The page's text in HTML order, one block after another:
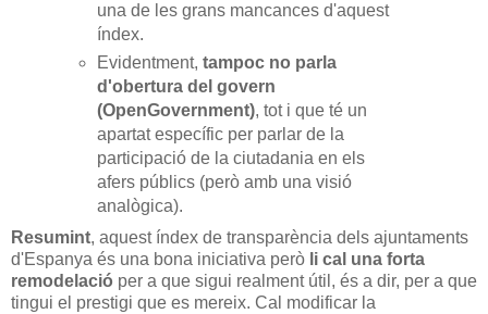
una de les grans mancances d'aquest
índex.
Evidentment,tampoc no parla
d'obertura del govern
(OpenGovernment), tot i que té un
apartat específic per parlar de la
participació de la ciutadania en els
afers públics (però amb una visió
analògica).
Resumint, aquest índex de transparència dels ajuntaments
d'Espanya és una bona iniciativa però li cal una forta
remodelació per a que sigui realment útil, és a dir, per a que
tingui el prestigi que es mereix. Cal modificar la